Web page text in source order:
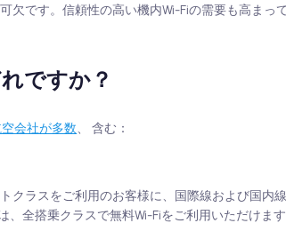
です。信頼性の高い機内Wi-Fiの需要も高まっ
ですか？
会社が多数 、 含む：
ラスをご利用のお客様に、国際線および国内
全搭乗クラスで無料Wi-Fiをご利用いただけます